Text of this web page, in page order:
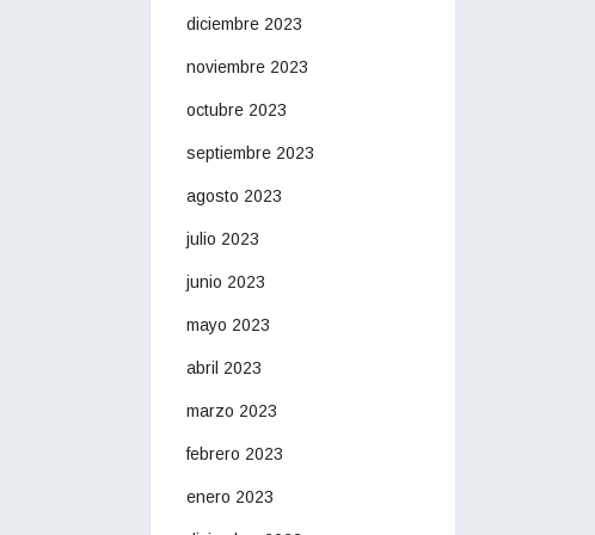
diciembre 2023
noviembre 2023
octubre 2023
septiembre 2023
agosto 2023
julio 2023
junio 2023
mayo 2023
abril 2023
marzo 2023
febrero 2023
enero 2023